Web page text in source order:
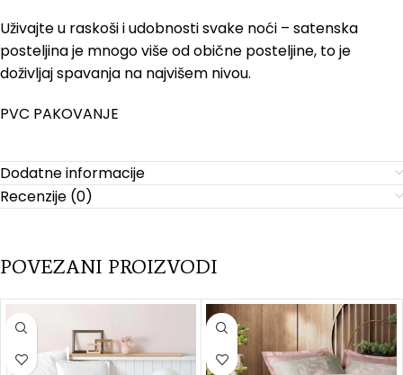
Uživajte u raskoši i udobnosti svake noći – satenska
posteljina je mnogo više od obične posteljine, to je
doživljaj spavanja na najvišem nivou.
PVC PAKOVANJE
Dodatne informacije
Recenzije (0)
POVEZANI PROIZVODI